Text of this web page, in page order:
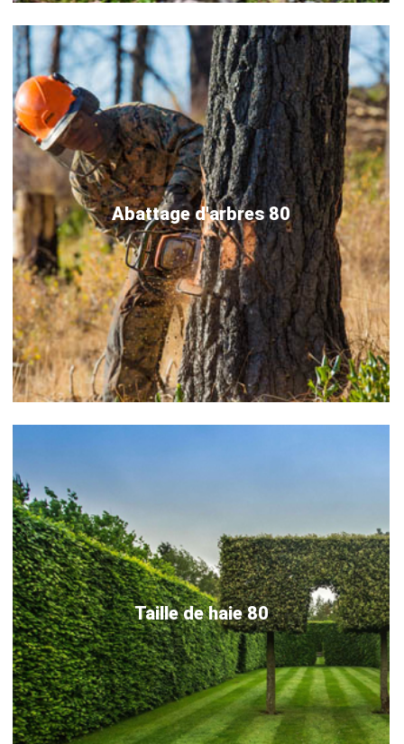
Abattage d'arbres 80
Taille de haie 80